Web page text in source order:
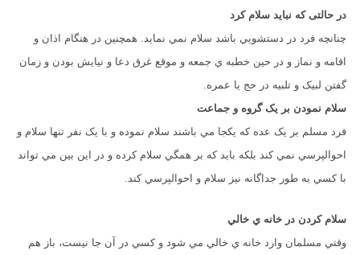
در حالتی که نبايد سلام کرد
چنانچه فرد در دستشويي باشد سلام نمي نمايد. همچنين در هنگام اذان و
اقامه و نماز و در حين خطبه ي جمعه و موقع غرق دعا و نيايش بودن و زمان
گفتن لبيک و تلبيه در حج يا عمره.
سلام نمودن بر يک گروه و جماعت
فرد مسلم بر يک عده که يکجا مي باشند سلام نموده و با يک نفر تنها سلام و
احوالپرسي نمي کند بلکه بايد که بر همگي سلام کرده و در اين بين مي تواند
با کسي به طور جداگانه نيز سلام و احوالپرسي کند.
سلام کردن در خانه ي خالي
وقتي مسلمان وارد خانه ي خالي مي شود و کسي در آن جا نيست، باز هم